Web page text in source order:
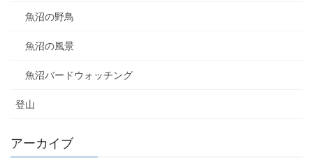
魚沼の野鳥
魚沼の風景
魚沼バードウォッチング
登山
アーカイブ